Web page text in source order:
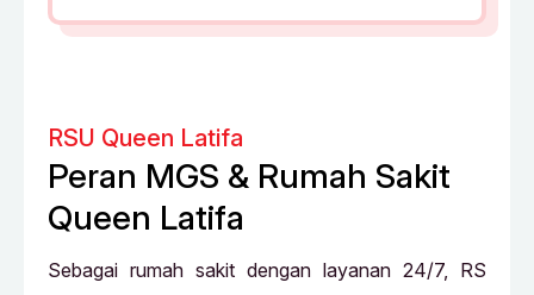
RSU Queen Latifa
Peran MGS & Rumah Sakit
Queen Latifa
Sebagai rumah sakit dengan layanan 24/7, RS